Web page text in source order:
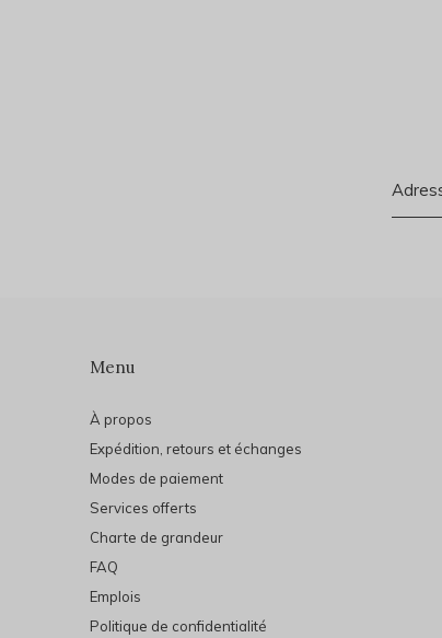
Menu
À propos
Expédition, retours et échanges
Modes de paiement
Services offerts
Charte de grandeur
FAQ
Emplois
Politique de confidentialité